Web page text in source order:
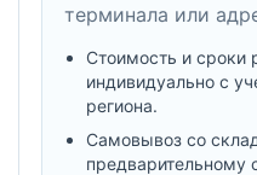
терминала или
Стоимость и сроки
индивидуально с
региона.
Самовывоз со
предварительному